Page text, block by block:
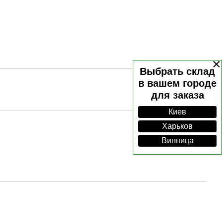
×
Выбрать склад
в вашем городе
для заказа
Киев
Харьков
Винница